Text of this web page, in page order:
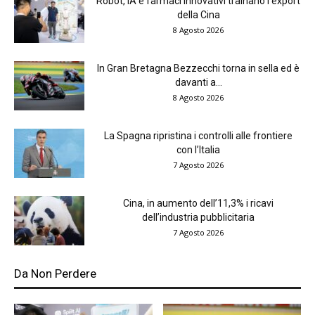
della Cina
8 Agosto 2026
In Gran Bretagna Bezzecchi torna in sella ed è
davanti a...
8 Agosto 2026
La Spagna ripristina i controlli alle frontiere
con l’Italia
7 Agosto 2026
Cina, in aumento dell’11,3% i ricavi
dell’industria pubblicitaria
7 Agosto 2026
Da Non Perdere